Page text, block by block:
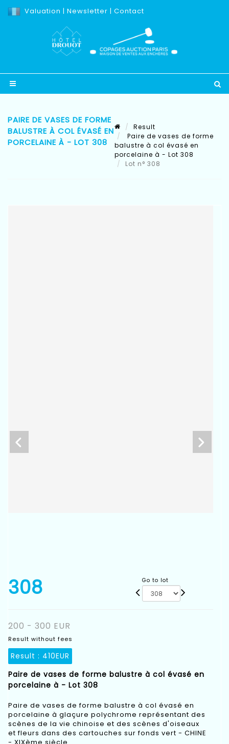
Valuation | Newsletter | Contact
PAIRE DE VASES DE FORME
BALUSTRE À COL ÉVASÉ EN
PORCELAINE À - LOT 308
Result
Paire de vases de forme
balustre à col évasé en
porcelaine à - Lot 308
Lot n° 308
308 Go to lot
200 - 300 EUR
Result without fees
Result : 410EUR
Paire de vases de forme balustre à col évasé en
porcelaine à - Lot 308
Paire de vases de forme balustre à col évasé en
porcelaine à glaçure polychrome représentant des
scènes de la vie chinoise et des scènes d'oiseaux
et fleurs dans des cartouches sur fonds vert - CHINE